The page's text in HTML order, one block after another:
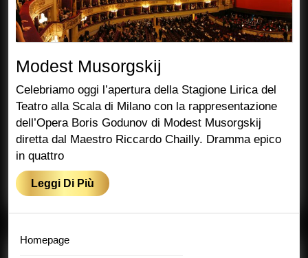
Modest Musorgskij
Musorgskij
Celebriamo oggi l’apertura della Stagione Lirica del
Teatro alla Scala di Milano con la rappresentazione
dell’Opera Boris Godunov di Modest Musorgskij
diretta dal Maestro Riccardo Chailly. Dramma epico
in quattro
Leggi Di Più Leggi
Di
Homepage